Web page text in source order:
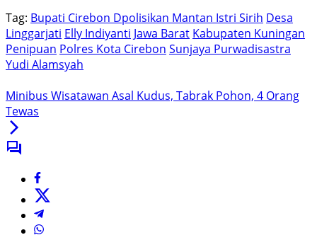
Tag: Bupati Cirebon Dpolisikan Mantan Istri Sirih Desa
Linggarjati Elly Indiyanti Jawa Barat Kabupaten Kuningan
Penipuan Polres Kota Cirebon Sunjaya Purwadisastra
Yudi Alamsyah
Minibus Wisatawan Asal Kudus, Tabrak Pohon, 4 Orang
Tewas